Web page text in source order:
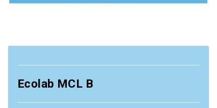
Ecolab MCL B